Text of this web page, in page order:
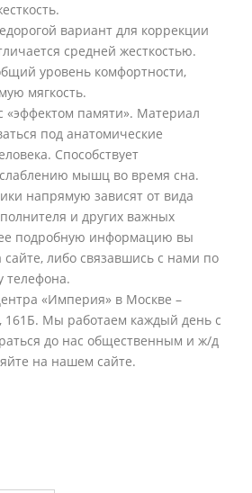
вариант для коррекции
средней жесткостью.
уровень комфортности,
мягкость.
«эффектом памяти». Материал
под анатомические
Способствует
мышц во время сна.
напрямую зависят от вида
и других важных
подробную информацию вы
либо связавшись с нами по
телефона.
«Империя» в Москве –
161Б. Мы работаем каждый день с
до нас общественным и ж/д
на нашем сайте.